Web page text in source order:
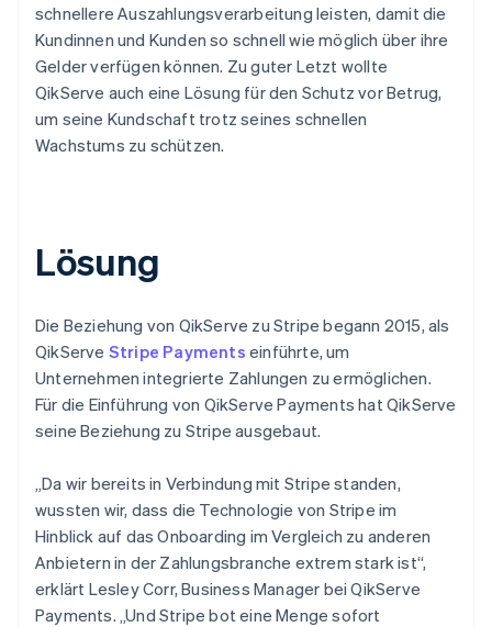
schnellere Auszahlungsverarbeitung leisten, damit die
Kundinnen und Kunden so schnell wie möglich über ihre
Gelder verfügen können. Zu guter Letzt wollte
QikServe auch eine Lösung für den Schutz vor Betrug,
um seine Kundschaft trotz seines schnellen
Wachstums zu schützen.
Lösung
Die Beziehung von QikServe zu Stripe begann 2015, als
QikServe Stripe Payments einführte, um
Unternehmen integrierte Zahlungen zu ermöglichen.
Für die Einführung von QikServe Payments hat QikServe
seine Beziehung zu Stripe ausgebaut.
„Da wir bereits in Verbindung mit Stripe standen,
wussten wir, dass die Technologie von Stripe im
Hinblick auf das Onboarding im Vergleich zu anderen
Anbietern in der Zahlungsbranche extrem stark ist“,
erklärt Lesley Corr, Business Manager bei QikServe
Payments. „Und Stripe bot eine Menge sofort